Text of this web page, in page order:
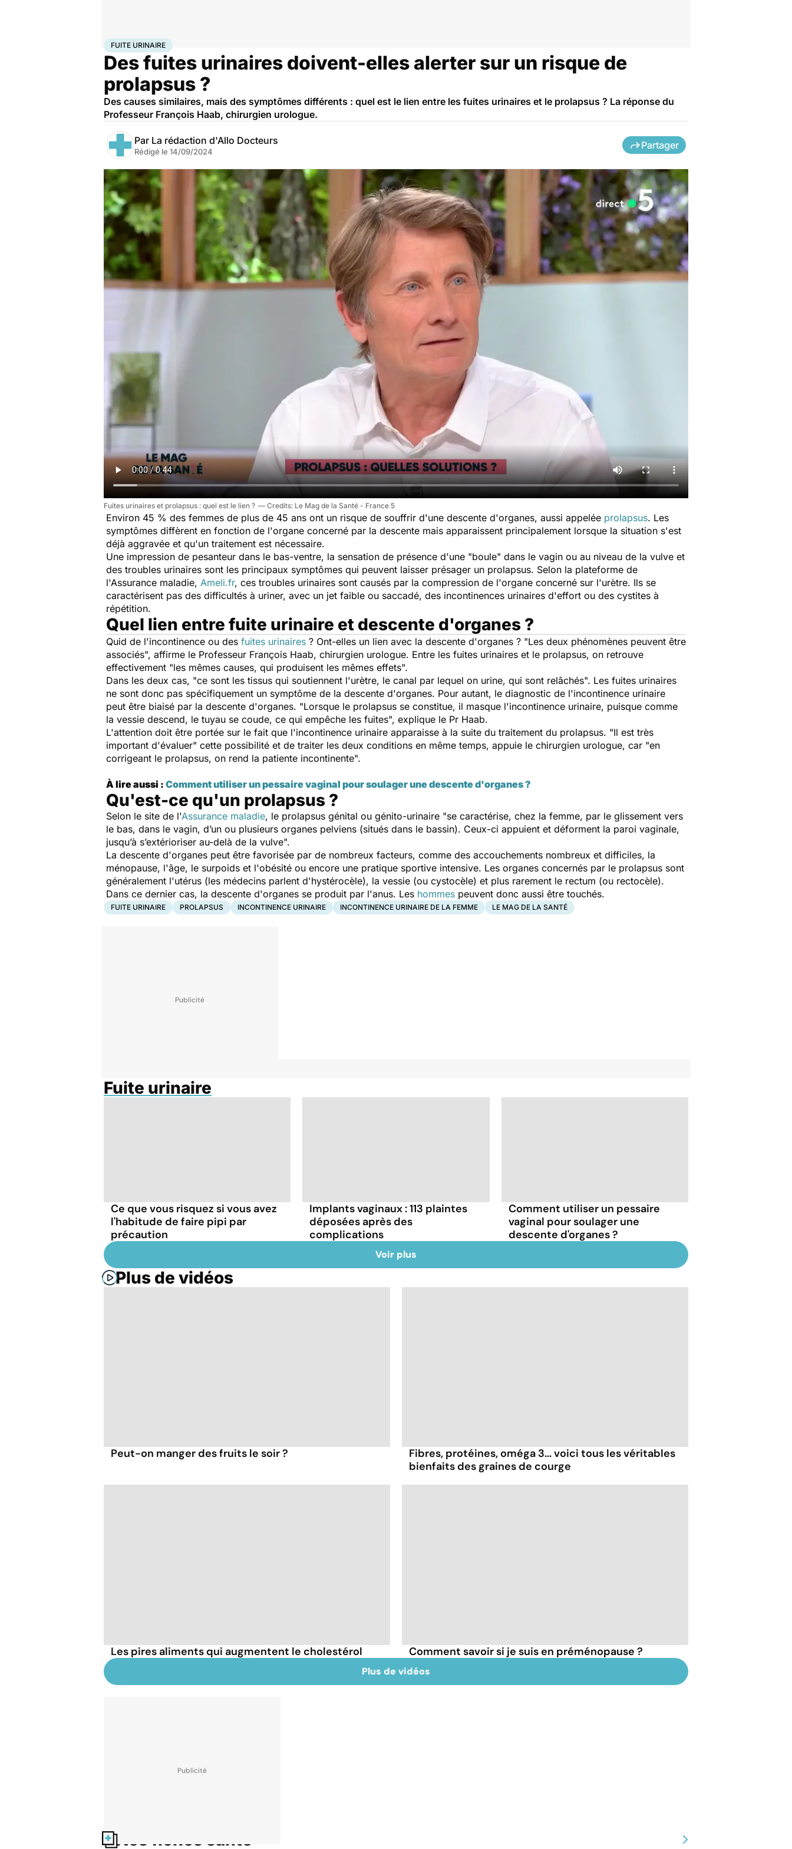
AccueilSantéFuite urinaire
FUITE URINAIRE
Des fuites urinaires doivent-elles alerter sur un risque de
prolapsus ?
Des causes similaires, mais des symptômes différents : quel est le lien entre les fuites urinaires et le prolapsus ? La réponse du
Professeur François Haab, chirurgien urologue.
Par La rédaction d'Allo Docteurs
Rédigé le 14/09/2024
Partager
Fuites urinaires et prolapsus : quel est le lien ? Le Mag de la Santé - France 5
Environ 45 % des femmes de plus de 45 ans ont un risque de souffrir d'une descente d'organes, aussi appelée prolapsus. Les
symptômes diffèrent en fonction de l'organe concerné par la descente mais apparaissent principalement lorsque la situation s'est
déjà aggravée et qu'un traitement est nécessaire.
Une impression de pesanteur dans le bas-ventre, la sensation de présence d'une "boule" dans le vagin ou au niveau de la vulve et
des troubles urinaires sont les principaux symptômes qui peuvent laisser présager un prolapsus. Selon la plateforme de
l'Assurance maladie, Ameli.fr, ces troubles urinaires sont causés par la compression de l'organe concerné sur l'urètre. Ils se
caractérisent pas des difficultés à uriner, avec un jet faible ou saccadé, des incontinences urinaires d'effort ou des cystites à
répétition.
Quel lien entre fuite urinaire et descente d'organes ?
Quid de l'incontinence ou des fuites urinaires ? Ont-elles un lien avec la descente d'organes ? "Les deux phénomènes peuvent être
associés", affirme le Professeur François Haab, chirurgien urologue. Entre les fuites urinaires et le prolapsus, on retrouve
effectivement "les mêmes causes, qui produisent les mêmes effets".
Dans les deux cas, "ce sont les tissus qui soutiennent l'urètre, le canal par lequel on urine, qui sont relâchés". Les fuites urinaires
ne sont donc pas spécifiquement un symptôme de la descente d'organes. Pour autant, le diagnostic de l'incontinence urinaire
peut être biaisé par la descente d'organes. "Lorsque le prolapsus se constitue, il masque l'incontinence urinaire, puisque comme
la vessie descend, le tuyau se coude, ce qui empêche les fuites", explique le Pr Haab.
L'attention doit être portée sur le fait que l'incontinence urinaire apparaisse à la suite du traitement du prolapsus. "Il est très
important d'évaluer" cette possibilité et de traiter les deux conditions en même temps, appuie le chirurgien urologue, car "en
corrigeant le prolapsus, on rend la patiente incontinente".
À lire aussi : Comment utiliser un pessaire vaginal pour soulager une descente d'organes ?
Qu'est-ce qu'un prolapsus ?
Selon le site de l'Assurance maladie, le prolapsus génital ou génito-urinaire "se caractérise, chez la femme, par le glissement vers
le bas, dans le vagin, d’un ou plusieurs organes pelviens (situés dans le bassin). Ceux-ci appuient et déforment la paroi vaginale,
jusqu’à s’extérioriser au-delà de la vulve".
La descente d'organes peut être favorisée par de nombreux facteurs, comme des accouchements nombreux et difficiles, la
ménopause, l'âge, le surpoids et l'obésité ou encore une pratique sportive intensive. Les organes concernés par le prolapsus sont
généralement l'utérus (les médecins parlent d'hystérocèle), la vessie (ou cystocèle) et plus rarement le rectum (ou rectocèle).
Dans ce dernier cas, la descente d'organes se produit par l'anus. Les hommes peuvent donc aussi être touchés.
FUITE URINAIRE PROLAPSUS INCONTINENCE URINAIRE INCONTINENCE URINAIRE DE LA FEMME LE MAG DE LA SANTÉ
Fuite urinaire
Ce que vous risquez si vous avez
l'habitude de faire pipi par
précaution
Implants vaginaux : 113 plaintes
déposées après des
complications
Comment utiliser un pessaire
vaginal pour soulager une
descente d'organes ?
Voir plus
Plus de vidéos
Peut-on manger des fruits le soir ?
Fibres, protéines, oméga 3... voici tous les véritables
bienfaits des graines de courge
Les pires aliments qui augmentent le cholestérol Comment savoir si je suis en préménopause ?
Plus de vidéos
Nos fiches santé